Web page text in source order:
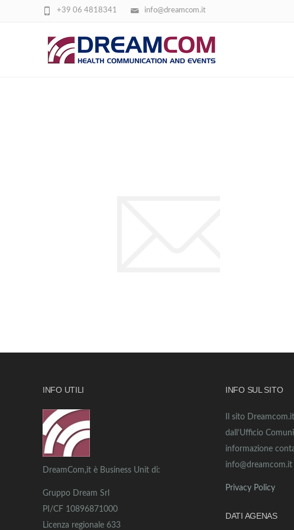
info@dreamcom.it
+39 06 4818341
BGR_ICON_MAIL
INFO UTILI
DreamCom,it è Business Unit di:
Gruppo Dream Srl
PI/CF 10896871000
Licenza regionale 633
INFO SUL SITO
Il sito
dall’Ufficio
informazione
info@dreamcom.it
Privacy Policy
DATI AGENAS